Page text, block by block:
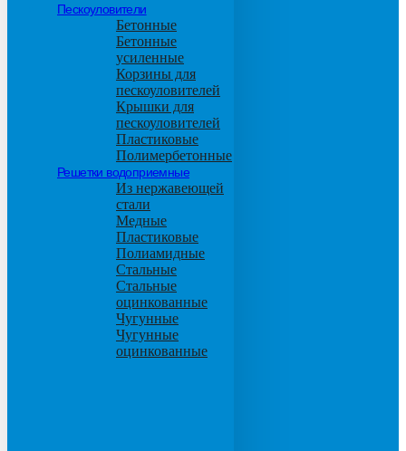
Пескоуловители
Бетонные
Бетонные
усиленные
Корзины для
пескоуловителей
Крышки для
пескоуловителей
Пластиковые
Полимербетонные
Решетки водоприемные
Из нержавеющей
стали
Медные
Пластиковые
Полиамидные
Стальные
Стальные
оцинкованные
Чугунные
Чугунные
оцинкованные